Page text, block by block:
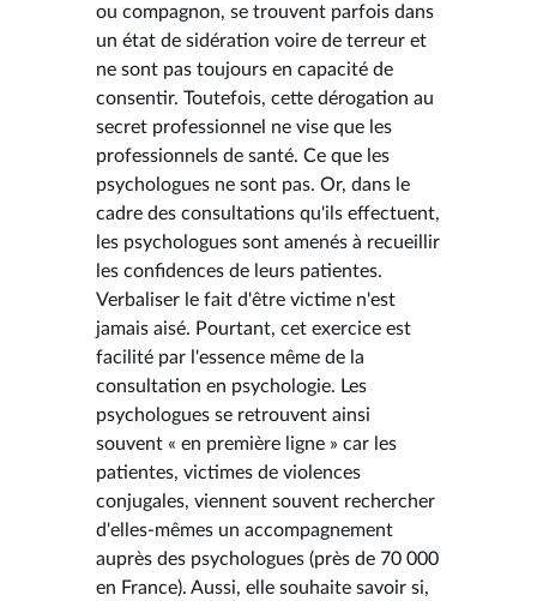
ou compagnon, se trouvent parfois dans
un état de sidération voire de terreur et
ne sont pas toujours en capacité de
consentir. Toutefois, cette dérogation au
secret professionnel ne vise que les
professionnels de santé. Ce que les
psychologues ne sont pas. Or, dans le
cadre des consultations qu'ils effectuent,
les psychologues sont amenés à recueillir
les confidences de leurs patientes.
Verbaliser le fait d'être victime n'est
jamais aisé. Pourtant, cet exercice est
facilité par l'essence même de la
consultation en psychologie. Les
psychologues se retrouvent ainsi
souvent « en première ligne » car les
patientes, victimes de violences
conjugales, viennent souvent rechercher
d'elles-mêmes un accompagnement
auprès des psychologues (près de 70 000
en France). Aussi, elle souhaite savoir si,